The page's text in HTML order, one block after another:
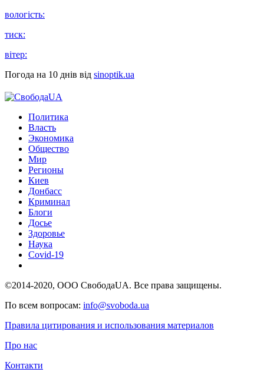
вологість:
тиск:
вітер:
Погода на 10 днів від sinoptik.ua
Политика
Власть
Экономика
Общество
Мир
Регионы
Киев
Донбасс
Криминал
Блоги
Досье
Здоровье
Наука
Covid-19
©2014-2020, ООО СвободаUA. Все права защищены.
По всем вопросам: info@svoboda.ua
Правила цитирования и использования материалов
Про нас
Контакти